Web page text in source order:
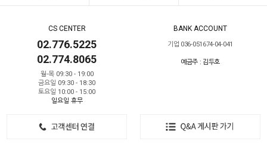
CS CENTER
02.776.5225
02.774.8065
월-목 09:30 - 19:00
금요일 09:30 - 18:30
토요일 10:00 - 15:00
일요일 휴무
BANK ACCOUNT
기업 036-051674-04-041
예금주 : 김두호